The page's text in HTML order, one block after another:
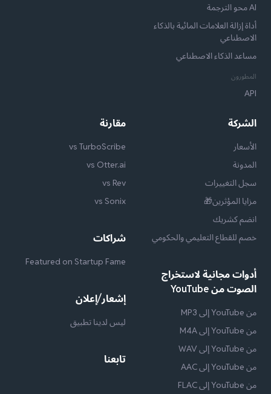
AI محو الترجمة
أداة إزالة العلامات المائية بالذكاء
الاصطناعي
مساعد الذكاء الاصطناعي
المطورون
API
الشركة
الأسعار
المدونة
سجل التغييرات
مزايا المؤثرين🎁
انضم كشريك
خصم للقطاع التعليمي والحكومي
أدوات مجانية لاستخراج
الصوت من YouTube
من YouTube إلى MP3
من YouTube إلى M4A
من YouTube إلى WAV
من YouTube إلى AAC
من YouTube إلى FLAC
مقارنة
vs TurboScribe
vs Otter.ai
vs Rev
vs Sonix
شراكات
Featured on Startup Fame
إشعار/إعلان
ليس لدينا تطبيق
تابعنا